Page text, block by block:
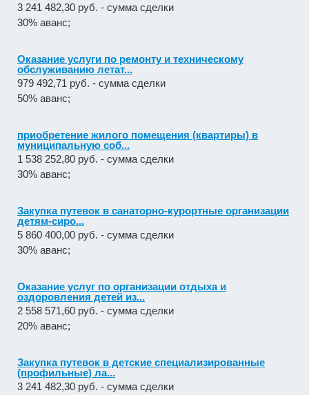
3 241 482,30 руб. - сумма сделки
30% аванс;
Оказание услуги по ремонту и техническому
обслуживанию летат...
979 492,71 руб. - сумма сделки
50% аванс;
приобретение жилого помещения (квартиры) в
муниципальную соб...
1 538 252,80 руб. - сумма сделки
30% аванс;
Закупка путевок в санаторно-курортные организации
детям-сиро...
5 860 400,00 руб. - сумма сделки
30% аванс;
Оказание услуг по организации отдыха и
оздоровления детей из...
2 558 571,60 руб. - сумма сделки
20% аванс;
Закупка путевок в детские специализированные
(профильные) ла...
3 241 482,30 руб. - сумма сделки